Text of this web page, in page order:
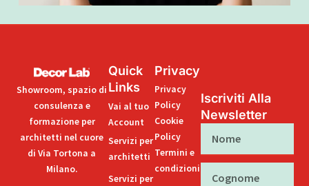
Showroom, spazio di
consulenza e
formazione per
architetti nel cuore
di Via Tortona a
Milano.
Quick
Links
Vai al tuo
Account
Servizi per
architetti
Servizi per
Privacy
Privacy
Policy
Cookie
Policy
Termini e
condizioni
Iscriviti Alla
Newsletter